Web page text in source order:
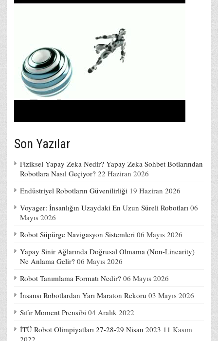
Son Yazılar
Fiziksel Yapay Zeka Nedir? Yapay Zeka Sohbet Botlarından
Robotlara Nasıl Geçiyor? 22 Haziran 2026
Endüstriyel Robotların Güvenilirliği 19 Haziran 2026
Voyager: İnsanlığın Uzaydaki En Uzun Süreli Robotları 06
Mayıs 2026
Robot Süpürge Navigasyon Sistemleri 06 Mayıs 2026
Yapay Sinir Ağlarında Doğrusal Olmama (Non-Linearity)
Ne Anlama Gelir? 06 Mayıs 2026
Robot Tanımlama Formatı Nedir? 06 Mayıs 2026
İnsansı Robotlardan Yarı Maraton Rekoru 03 Mayıs 2026
Sıfır Moment Prensibi 04 Aralık 2022
İTÜ Robot Olimpiyatları 27-28-29 Nisan 2023 11 Kasım
2022